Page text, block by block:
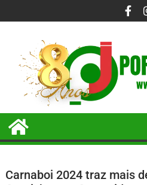
Carnaboi 2024 traz mais